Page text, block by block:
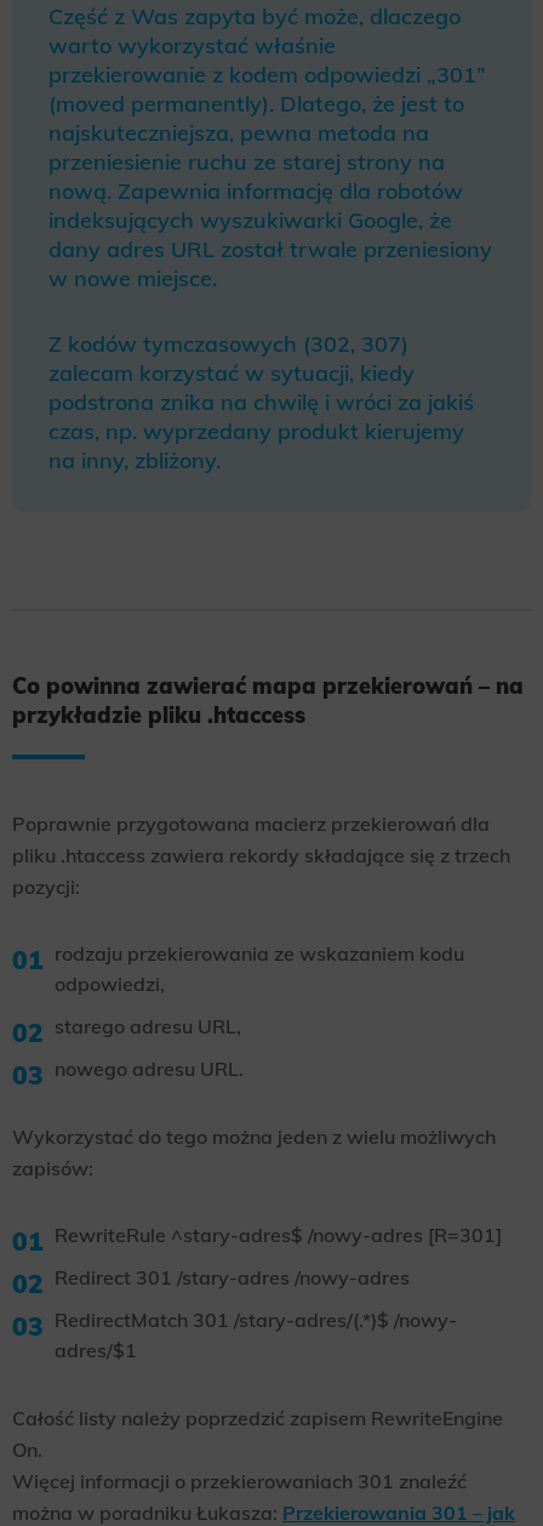
Część z Was zapyta być może, dlaczego
warto wykorzystać właśnie
przekierowanie z kodem odpowiedzi „301”
(moved permanently). Dlatego, że jest to
najskuteczniejsza, pewna metoda na
przeniesienie ruchu ze starej strony na
nową. Zapewnia informację dla robotów
indeksujących wyszukiwarki Google, że
dany adres URL został trwale przeniesiony
w nowe miejsce.
Z kodów tymczasowych (302, 307)
zalecam korzystać w sytuacji, kiedy
podstrona znika na chwilę i wróci za jakiś
czas, np. wyprzedany produkt kierujemy
na inny, zbliżony.
Co powinna zawierać mapa przekierowań – na
przykładzie pliku .htaccess
Poprawnie przygotowana macierz przekierowań dla
pliku .htaccess zawiera rekordy składające się z trzech
pozycji:
rodzaju przekierowania ze wskazaniem kodu
odpowiedzi,
starego adresu URL,
nowego adresu URL.
Wykorzystać do tego można jeden z wielu możliwych
zapisów:
RewriteRule ^stary-adres$ /nowy-adres [R=301]
Redirect 301 /stary-adres /nowy-adres
RedirectMatch 301 /stary-adres/(.*)$ /nowy-
adres/$1
Całość listy należy poprzedzić zapisem RewriteEngine
On.
Więcej informacji o przekierowaniach 301 znaleźć
można w poradniku Łukasza: Przekierowania 301 – jak